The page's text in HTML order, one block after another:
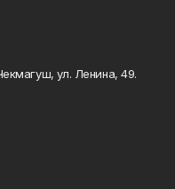
ул. Ленина, 49.